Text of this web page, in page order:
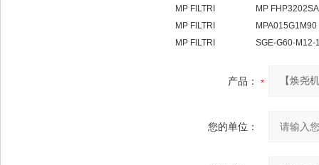
MP FILTRI MP
MP FILTRI MPA015G1M90
MP FILTRI SGE-G60-M12-
产品：
您的单位：